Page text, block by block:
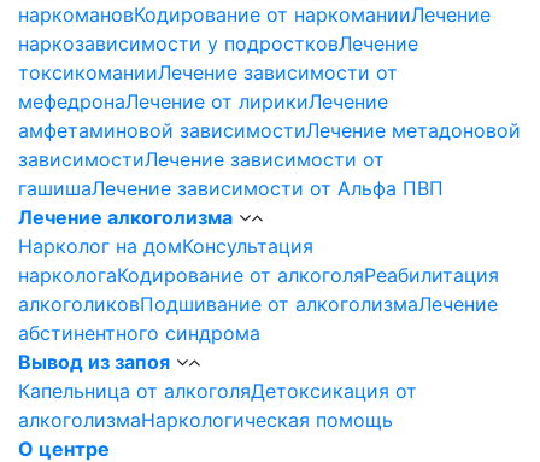
наркомановКодирование от наркоманииЛечение
наркозависимости у подростковЛечение
токсикоманииЛечение зависимости от
мефедронаЛечение от лирикиЛечение
амфетаминовой зависимостиЛечение метадоновой
зависимостиЛечение зависимости от
гашишаЛечение зависимости от Альфа ПВП
Лечение алкоголизма
Нарколог на домКонсультация
наркологаКодирование от алкоголяРеабилитация
алкоголиковПодшивание от алкоголизмаЛечение
абстинентного синдрома
Вывод из запоя
Капельница от алкоголяДетоксикация от
алкоголизмаНаркологическая помощь
О центре